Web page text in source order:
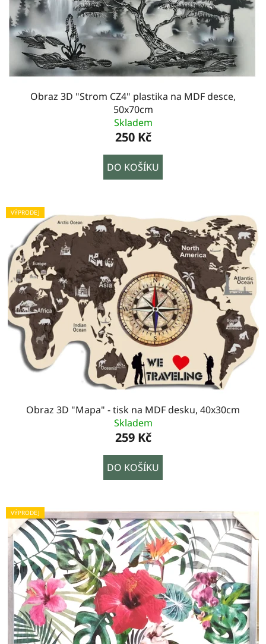
Obraz 3D "Strom CZ4" plastika na MDF desce,
50x70cm
Skladem
250 Kč
DO KOŠÍKU
VÝPRODEJ
Obraz 3D "Mapa" - tisk na MDF desku, 40x30cm
Skladem
259 Kč
DO KOŠÍKU
VÝPRODEJ